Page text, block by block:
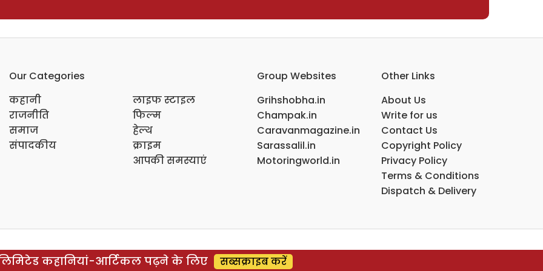
Our Categories
कहानी
राजनीति
समाज
संपादकीय
लाइफ स्टाइल
फिल्म
हेल्थ
क्राइम
आपकी समस्याएं
Group Websites
Grihshobha.in
Champak.in
Caravanmagazine.in
Sarassalil.in
Motoringworld.in
Other Links
About Us
Write for us
Contact Us
Copyright Policy
Privacy Policy
Terms & Conditions
Dispatch & Delivery
कहानियां-आर्टिकल पढ़ने के लिए सब्सक्राइब करें